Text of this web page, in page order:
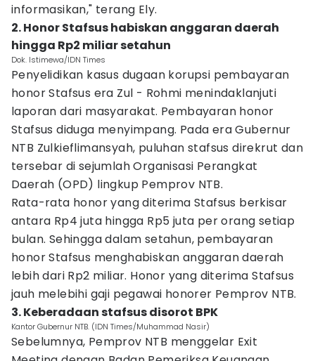
informasikan," terang Ely.
2. Honor Stafsus habiskan anggaran daerah
hingga Rp2 miliar setahun
Dok. Istimewa/IDN Times
Penyelidikan kasus dugaan korupsi pembayaran
honor Stafsus era Zul - Rohmi menindaklanjuti
laporan dari masyarakat. Pembayaran honor
Stafsus diduga menyimpang. Pada era Gubernur
NTB Zulkieflimansyah, puluhan stafsus direkrut dan
tersebar di sejumlah Organisasi Perangkat
Daerah (OPD) lingkup Pemprov NTB.
Rata-rata honor yang diterima Stafsus berkisar
antara Rp4 juta hingga Rp5 juta per orang setiap
bulan. Sehingga dalam setahun, pembayaran
honor Stafsus menghabiskan anggaran daerah
lebih dari Rp2 miliar. Honor yang diterima Stafsus
jauh melebihi gaji pegawai honorer Pemprov NTB.
3. Keberadaan stafsus disorot BPK
Kantor Gubernur NTB. (IDN Times/Muhammad Nasir)
Sebelumnya, Pemprov NTB menggelar Exit